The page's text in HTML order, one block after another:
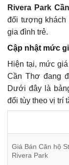
Rivera Park
đối tượng khách
gia đình trẻ.
Cập nhật mức
Hiện tại, mức
Cần Thơ đang
Dưới đây là
đổi tùy theo vị trí
Giá Bán Căn hộ
Rivera Park